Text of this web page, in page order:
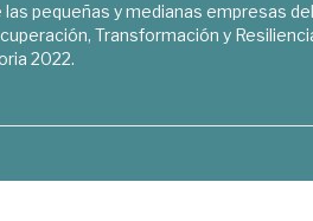
pequeñas y medianas empresas del
Transformación y
2022.